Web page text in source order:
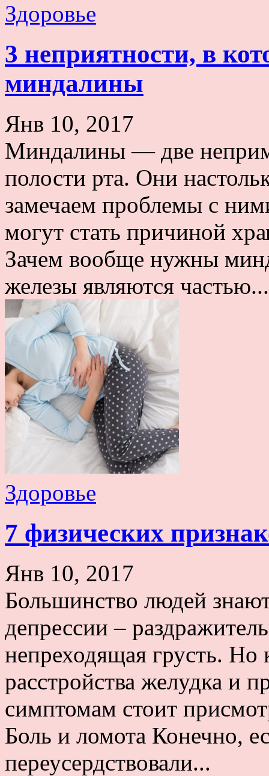
Здоровье
3 неприятности, в
миндалины
Янв 10, 2017
Миндалины — две
полости рта. Они
замечаем проблемы с
могут стать причиной
Зачем вообще нужны
железы являются частью...
Здоровье
7 физических
Янв 10, 2017
Большинство людей
депрессии –
непреходящая грусть.
расстройства желудка и
симптомам стоит
Боль и ломота Конечно,
переусердствовали...